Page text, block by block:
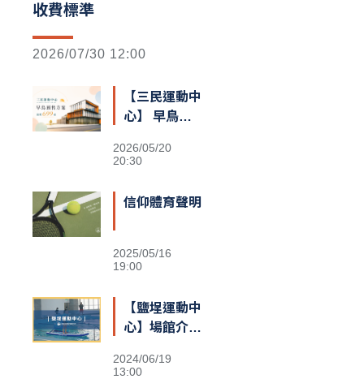
收費標準
2026/07/30 12:00
【三民運動中
心】 早鳥預
2026/05/20
20:30
信仰體育聲明
2025/05/16
19:00
【鹽埕運動中
心】場館介紹
2024/06/19
13:00